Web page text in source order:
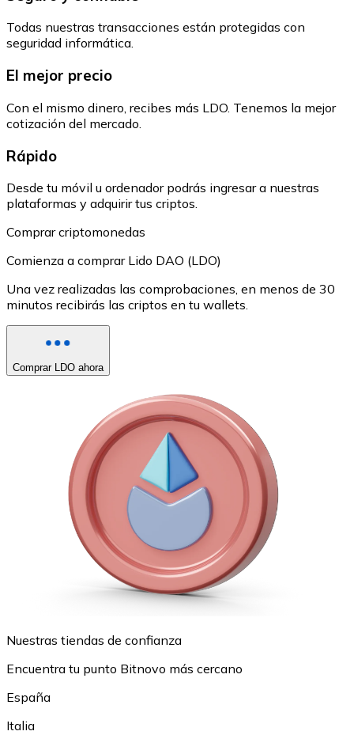
Todas nuestras transacciones están protegidas con
seguridad informática.
El mejor precio
Con el mismo dinero, recibes más LDO. Tenemos la mejor
cotización del mercado.
Rápido
Desde tu móvil u ordenador podrás ingresar a nuestras
plataformas y adquirir tus criptos.
Comprar criptomonedas
Comienza a comprar Lido DAO (LDO)
Una vez realizadas las comprobaciones, en menos de 30
minutos recibirás las criptos en tu wallets.
Comprar LDO ahora
Nuestras tiendas de confianza
Encuentra tu punto Bitnovo más cercano
España
Italia